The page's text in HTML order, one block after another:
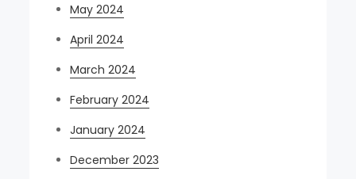
May 2024
April 2024
March 2024
February 2024
January 2024
December 2023